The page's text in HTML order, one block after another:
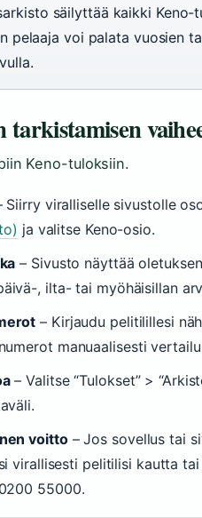
säilyttää kaikki Keno-
pelaaja voi palata vuosien
tarkistamisen
Keno-tuloksiin.
Siirry viralliselle sivustolle
ja valitse Keno-osio.
– Sivusto näyttää
, ilta- tai myöhäisillan
– Kirjaudu pelitilillesi
manuaalisesti
– Valitse “Tulokset” >
voitto– Jos sovellus tai
virallisesti pelitilisi kautta tai
55000.